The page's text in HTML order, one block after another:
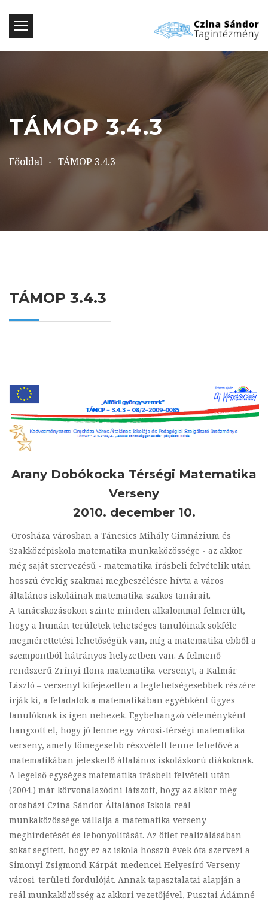
TÁMOP 3.4.3
Főoldal - TÁMOP 3.4.3
TÁMOP 3.4.3
Arany Dobókocka Térségi Matematika
Verseny
2010. december 10.
Orosháza városban a Táncsics Mihály Gimnázium és
Szakközépiskola matematika munkaközössége - az akkor
még saját szervezésű - matematika írásbeli felvételik után
hosszú évekig szakmai megbeszélésre hívta a város
általános iskoláinak matematika szakos tanárait.
A tanácskozásokon szinte minden alkalommal felmerült,
hogy a humán területek tehetséges tanulóinak sokféle
megmérettetési lehetőségük van, míg a matematika ebből a
szempontból hátrányos helyzetben van. A felmenő
rendszerű Zrínyi Ilona matematika versenyt, a Kalmár
László – versenyt kifejezetten a legtehetségesebbek részére
írják ki, a feladatok a matematikában egyébként ügyes
tanulóknak is igen nehezek. Egybehangzó véleményként
hangzott el, hogy jó lenne egy városi-térségi matematika
verseny, amely tömegesebb részvételt tenne lehetővé a
matematikában jeleskedő általános iskoláskorú diákoknak.
A legelső egységes matematika írásbeli felvételi után
(2004.) már körvonalazódni látszott, hogy az akkor még
orosházi Czina Sándor Általános Iskola reál
munkaközössége vállalja a matematika verseny
meghirdetését és lebonyolítását. Az ötlet realizálásában
sokat segített, hogy ez az iskola hosszú évek óta szervezi a
Simonyi Zsigmond Kárpát-medencei Helyesíró Verseny
városi-területi fordulóját. Annak tapasztalatai alapján a
reál munkaközösség az akkori vezetőjével, Pusztai Ádámné